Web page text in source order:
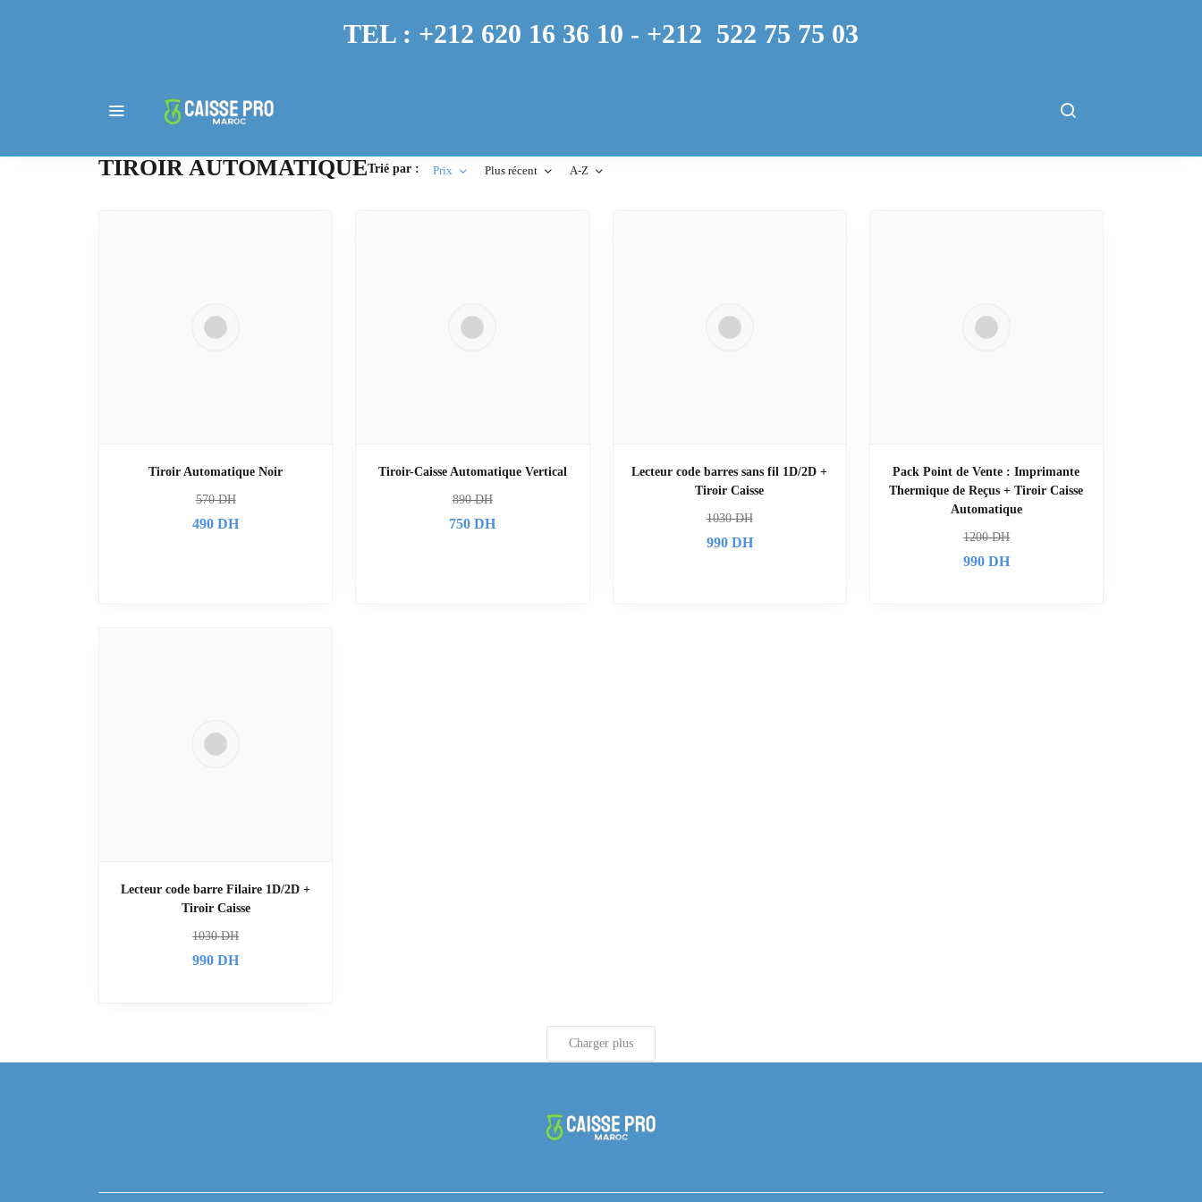
TEL : +212 620 16 36 10 - +212 522 75 75 03
TIROIR AUTOMATIQUETrié par : Prix Plus récent A-Z
Tiroir Automatique Noir
570DH
490 DH
Tiroir-Caisse Automatique Vertical
890DH
750 DH
Lecteur code barres sans fil 1D/2D +
Tiroir Caisse
1030DH
990DH
Pack Point de Vente : Imprimante
Thermique de Reçus + Tiroir Caisse
Automatique
1200DH
990DH
Lecteur code barre Filaire 1D/2D +
Tiroir Caisse
1030DH
990 DH
Charger plus